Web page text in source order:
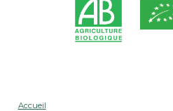
Accueil